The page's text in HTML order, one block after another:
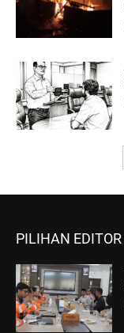
PILIHAN EDITOR